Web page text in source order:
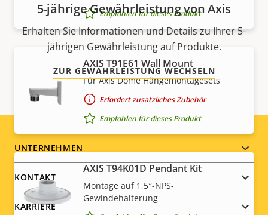
Empfohlen für dieses Produkt
AXIS T91E61 Wall Mount
Für Axis Dome Hängemontagesets
Erfordert zusätzliches Zubehör
Empfohlen für dieses Produkt
AXIS T94K01D Pendant Kit
Montage auf 1,5″-NPS-
Gewindehalterung
5-jährige Gewährleistung von Axis
Erhalten Sie Informationen und Details zu Ihrer 5-
jährigen Gewährleistung auf Produkte.
ZUR GEWÄHRLEISTUNG WECHSELN
Footer
menu
UNTERNEHMEN
KONTAKT
KARRIERE